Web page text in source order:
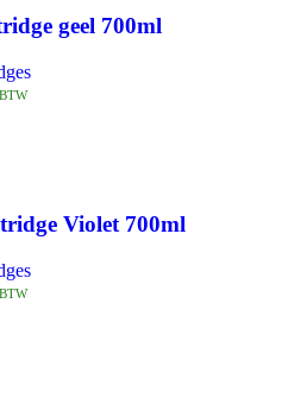
geel 700ml
Violet 700ml